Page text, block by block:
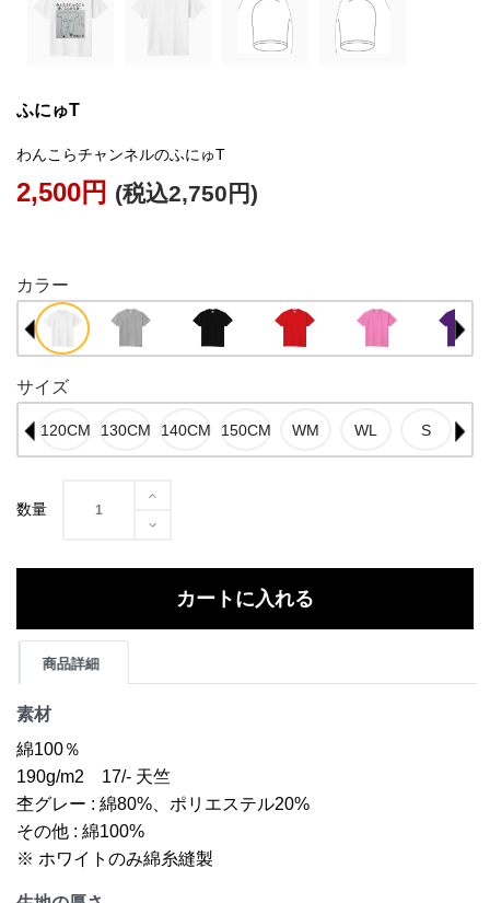
ふにゅT
わんこらチャンネルのふにゅT
2,500円 (税込2,750円)
カラー
サイズ
数量
カートに入れる
商品詳細
素材
綿100％
190g/m2 17/- 天竺
杢グレー : 綿80%、ポリエステル20%
その他 : 綿100%
※ ホワイトのみ綿糸縫製